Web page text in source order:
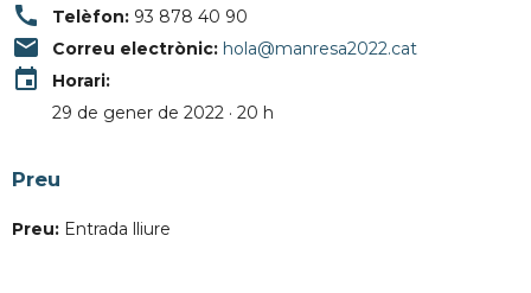
call Telèfon: 93 878 40 90
email Correu electrònic: hola@manresa2022.cat
event
Horari:
29 de gener de 2022 · 20 h
Preu
Preu: Entrada lliure